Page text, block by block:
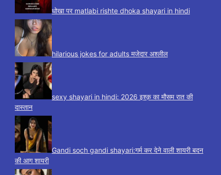
धोखा पर matlabi rishte dhoka shayari in hindi
hilarious jokes for adults मजेदार अश्लील
sexy shayari in hindi: 2026 इश्क़ का मौसम रात की
दास्तान
Gandi soch gandi shayari:गर्म कर देने वाली शायरी बदन
की आग शायरी